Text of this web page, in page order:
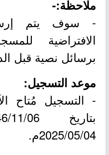
ملاحظة:-
- سوف يتم
الافتراضية
برسائل نصية قبل
موعد التسجيل:
- التسجيل مُتاح
2025/05/04م.